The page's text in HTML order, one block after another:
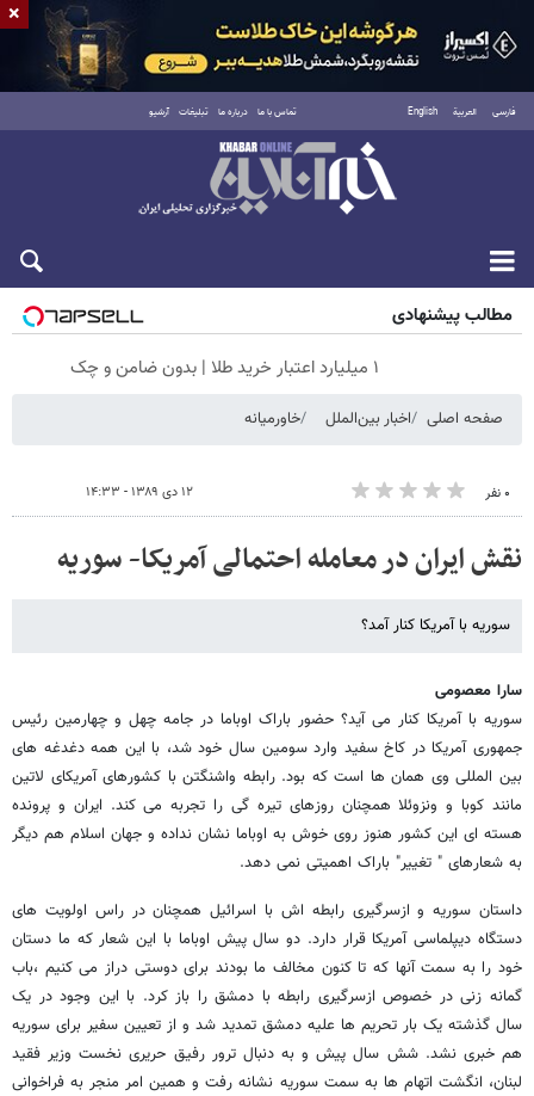
فارسی العربية English تماس با ما درباره ما تبلیغات آرشیو
پنجشنبه ۱۵ مرداد ۱۴۰۵
مطالب پیشنهادی
۱ میلیارد اعتبار خرید طلا | بدون ضامن و چک
صفحه اصلی اخبار بین‌الملل خاورمیانه
۰ نفر ۱۲ دی ۱۳۸۹ - ۱۴:۳۳
نقش ایران در معامله احتمالی آمریکا- سوریه
سوریه با آمریکا کنار آمد؟
سارا معصومی
سوریه با آمریکا کنار می آید؟ حضور باراک اوباما در جامه چهل و چهارمین رئیس
جمهوری آمریکا در کاخ سفید وارد سومین سال خود شد، با این همه دغدغه های
بین المللی وی همان ها است که بود. رابطه واشنگتن با کشورهای آمریکای لاتین
مانند کوبا و ونزوئلا همچنان روزهای تیره گی را تجربه می کند. ایران و پرونده
هسته ای این کشور هنوز روی خوش به اوباما نشان نداده و جهان اسلام هم دیگر
به شعارهای " تغییر" باراک اهمیتی نمی دهد.
داستان سوریه و ازسرگیری رابطه اش با اسرائیل همچنان در راس اولویت های
دستگاه دیپلماسی آمریکا قرار دارد. دو سال پیش اوباما با این شعار که ما دستان
خود را به سمت آنها که تا کنون مخالف ما بودند برای دوستی دراز می کنیم ،باب
گمانه زنی در خصوص ازسرگیری رابطه با دمشق را باز کرد. با این وجود در یک
سال گذشته یک بار تحریم ها علیه دمشق تمدید شد و از تعیین سفیر برای سوریه
هم خبری نشد. شش سال پیش و به دنبال ترور رفیق حریری نخست وزیر فقید
لبنان، انگشت اتهام ها به سمت سوریه نشانه رفت و همین امر منجر به فراخوانی
×